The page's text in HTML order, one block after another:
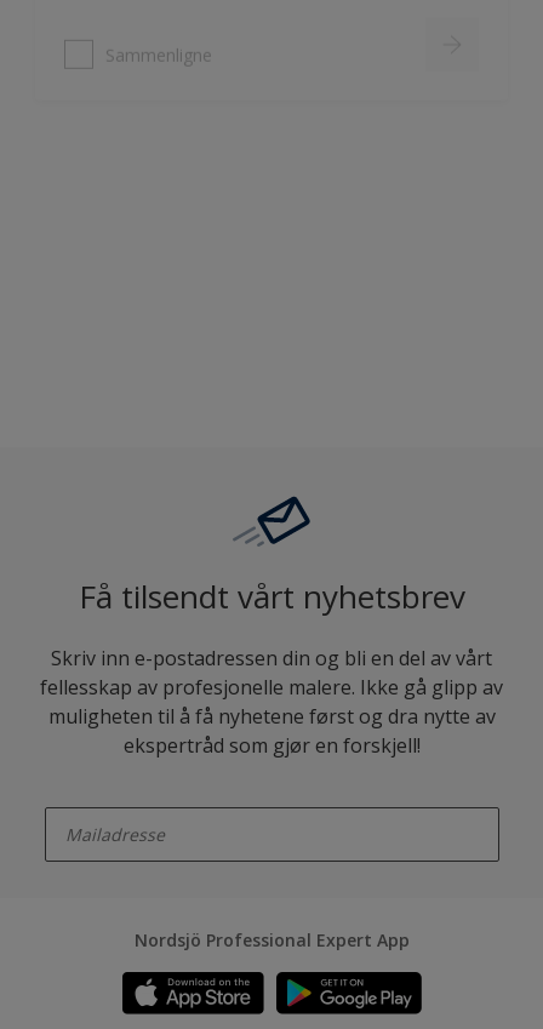
Få tilsendt vårt nyhetsbrev
Skriv inn e-postadressen din og bli en del av vårt
fellesskap av profesjonelle malere. Ikke gå glipp av
muligheten til å få nyhetene først og dra nytte av
ekspertråd som gjør en forskjell!
Nordsjö Professional Expert App